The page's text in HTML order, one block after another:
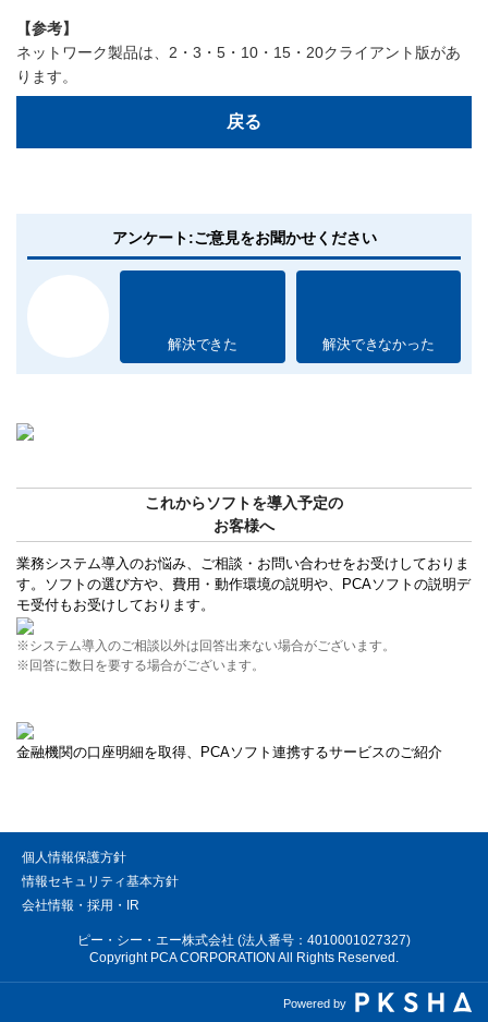
【参考】
ネットワーク製品は、2・3・5・10・15・20クライアント版があ
ります。
戻る
アンケート:ご意見をお聞かせください
解決できた 解決できなかった
これからソフトを導入予定の
お客様へ
業務システム導入のお悩み、ご相談・お問い合わせをお受けしておりま
す。ソフトの選び方や、費用・動作環境の説明や、PCAソフトの説明デ
モ受付もお受けしております。
※システム導入のご相談以外は回答出来ない場合がございます。
※回答に数日を要する場合がございます。
金融機関の口座明細を取得、PCAソフト連携するサービスのご紹介
個人情報保護方針
情報セキュリティ基本方針
会社情報・採用・IR
ピー・シー・エー株式会社 (法人番号：4010001027327)
Copyright PCA CORPORATION All Rights Reserved.
Powered by